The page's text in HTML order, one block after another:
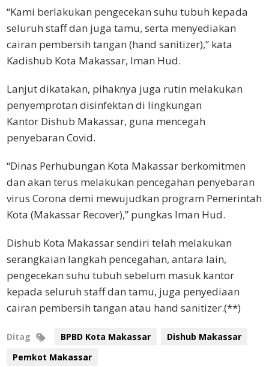
“Kami berlakukan pengecekan suhu tubuh kepada
seluruh staff dan juga tamu, serta menyediakan
cairan pembersih tangan (hand sanitizer),” kata
Kadishub Kota Makassar, Iman Hud.
Lanjut dikatakan, pihaknya juga rutin melakukan
penyemprotan disinfektan di lingkungan
Kantor Dishub Makassar, guna mencegah
penyebaran Covid.
“Dinas Perhubungan Kota Makassar berkomitmen
dan akan terus melakukan pencegahan penyebaran
virus Corona demi mewujudkan program Pemerintah
Kota (Makassar Recover),” pungkas Iman Hud.
Dishub Kota Makassar sendiri telah melakukan
serangkaian langkah pencegahan, antara lain,
pengecekan suhu tubuh sebelum masuk kantor
kepada seluruh staff dan tamu, juga penyediaan
cairan pembersih tangan atau hand sanitizer.(**)
Ditag BPBD Kota Makassar
Dishub Makassar
Pemkot Makassar